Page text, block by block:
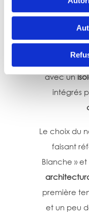
L’harmonie
et la
avec un
intégrés
Le choix du
faisant
Blanche »
première
et un peu